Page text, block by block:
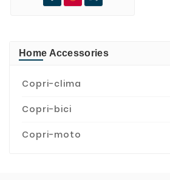
Home Accessories
Copri-clima
Copri-bici
Copri-moto